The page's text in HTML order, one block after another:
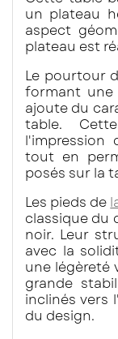
un plateau
aspect
plateau est
Le pourtour
formant
ajoute du
table.
l'impression
tout en
posés sur la
Les pieds de
classique du
noir. Leur
avec la
une légèreté
grande
inclinés vers
du design.